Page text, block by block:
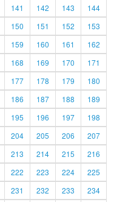
141 142 143
144
150 151 152
153
159 160 161
162
168 169 170
171
177 178 179
180
186 187 188
189
195 196 197
198
204 205 206
207
213 214 215
216
222 223 224
225
231 232 233
234